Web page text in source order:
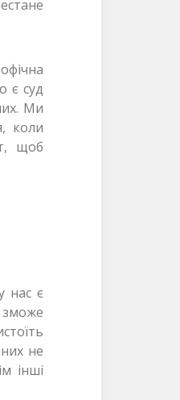
є суд
Ми
коли
щоб
нас є
не
інші